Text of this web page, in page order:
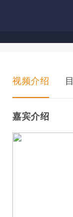
视频介绍
嘉宾介绍